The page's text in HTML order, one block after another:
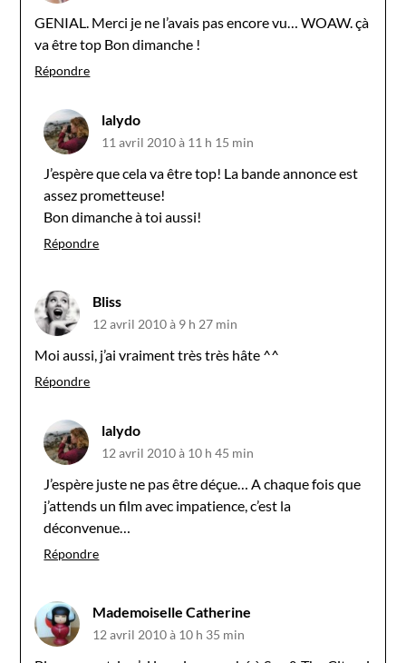
GENIAL. Merci je ne l’avais pas encore vu… WOAW. çà
va être top Bon dimanche !
Répondre
lalydo
11 avril 2010 à 11 h 15 min
J’espère que cela va être top! La bande annonce est
assez prometteuse!
Bon dimanche à toi aussi!
Répondre
Bliss
12 avril 2010 à 9 h 27 min
Moi aussi, j’ai vraiment très très hâte ^^
Répondre
lalydo
12 avril 2010 à 10 h 45 min
J’espère juste ne pas être déçue… A chaque fois que
j’attends un film avec impatience, c’est la
déconvenue…
Répondre
Mademoiselle Catherine
12 avril 2010 à 10 h 35 min